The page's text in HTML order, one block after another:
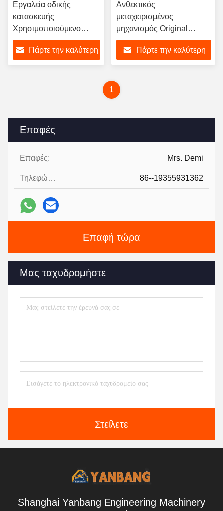
Επαφές
Επαφές: Mrs. Demi
Τηλεφώνημα: 86--19355931362
Επαφή τώρα
Μας ταχυδρομήστε
Στείλετε
Εργαλεία οδικής
κατασκευής
Χρησιμοποιούμενο
οδικό ρόλο Hamm
Hd138 με σύντομο
ωράριο εργασίας
Πάρτε την καλύτερη
Ανθεκτικός
μεταχειρισμένος
μηχανισμός Original
Dynapac CA301D Road
Single Drum Roller
Πάρτε την καλύτερη
1
Shanghai Yanbang Engineering Machinery